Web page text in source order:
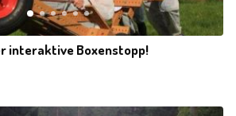
interaktive Boxenstopp!